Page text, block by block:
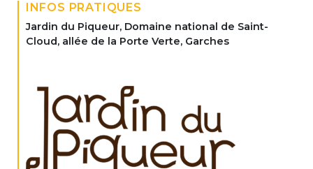
INFOS PRATIQUES
Jardin du Piqueur, Domaine national de Saint-
Cloud, allée de la Porte Verte, Garches